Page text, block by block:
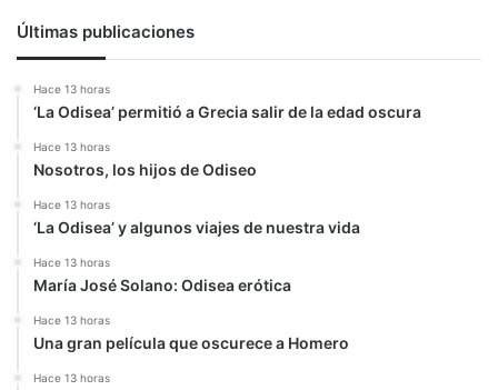
Últimas publicaciones
Hace 13 horas
‘La Odisea’ permitió a Grecia salir de la edad oscura
Hace 13 horas
Nosotros, los hijos de Odiseo
Hace 13 horas
‘La Odisea’ y algunos viajes de nuestra vida
Hace 13 horas
María José Solano: Odisea erótica
Hace 13 horas
Una gran película que oscurece a Homero
Hace 13 horas